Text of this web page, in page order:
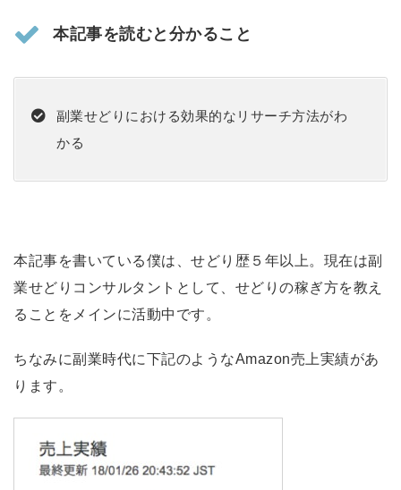
本記事を読むと分かること
副業せどりにおける効果的なリサーチ方法がわ
かる
本記事を書いている僕は、せどり歴５年以上。現在は副
業せどりコンサルタントとして、せどりの稼ぎ方を教え
ることをメインに活動中です。
ちなみに副業時代に下記のようなAmazon売上実績があ
ります。